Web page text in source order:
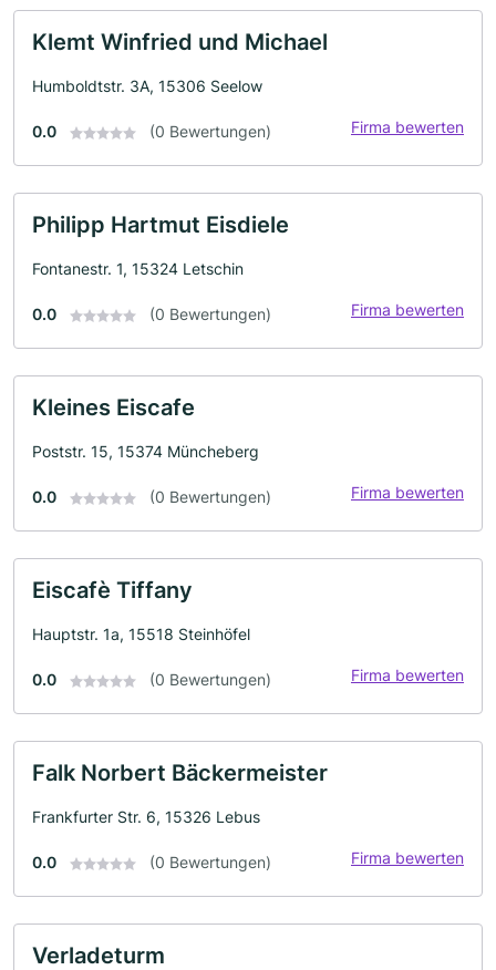
Klemt Winfried und Michael
Humboldtstr. 3A, 15306 Seelow
0.0 (0 Bewertungen) Firma bewerten
Philipp Hartmut Eisdiele
Fontanestr. 1, 15324 Letschin
0.0 (0 Bewertungen) Firma bewerten
Kleines Eiscafe
Poststr. 15, 15374 Müncheberg
0.0 (0 Bewertungen) Firma bewerten
Eiscafè Tiffany
Hauptstr. 1a, 15518 Steinhöfel
0.0 (0 Bewertungen) Firma bewerten
Falk Norbert Bäckermeister
Frankfurter Str. 6, 15326 Lebus
0.0 (0 Bewertungen) Firma bewerten
Verladeturm